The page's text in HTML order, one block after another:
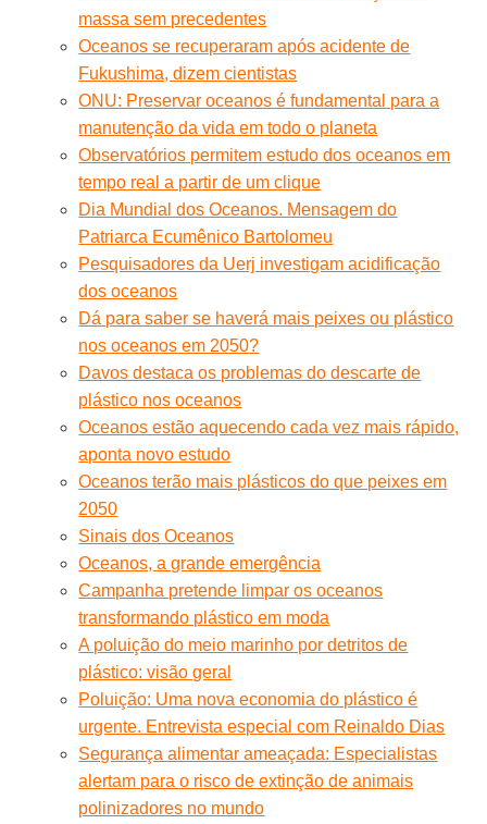
massa sem precedentes
Oceanos se recuperaram após acidente de
Fukushima, dizem cientistas
ONU: Preservar oceanos é fundamental para a
manutenção da vida em todo o planeta
Observatórios permitem estudo dos oceanos em
tempo real a partir de um clique
Dia Mundial dos Oceanos. Mensagem do
Patriarca Ecumênico Bartolomeu
Pesquisadores da Uerj investigam acidificação
dos oceanos
Dá para saber se haverá mais peixes ou plástico
nos oceanos em 2050?
Davos destaca os problemas do descarte de
plástico nos oceanos
Oceanos estão aquecendo cada vez mais rápido,
aponta novo estudo
Oceanos terão mais plásticos do que peixes em
2050
Sinais dos Oceanos
Oceanos, a grande emergência
Campanha pretende limpar os oceanos
transformando plástico em moda
A poluição do meio marinho por detritos de
plástico: visão geral
Poluição: Uma nova economia do plástico é
urgente. Entrevista especial com Reinaldo Dias
Segurança alimentar ameaçada: Especialistas
alertam para o risco de extinção de animais
polinizadores no mundo